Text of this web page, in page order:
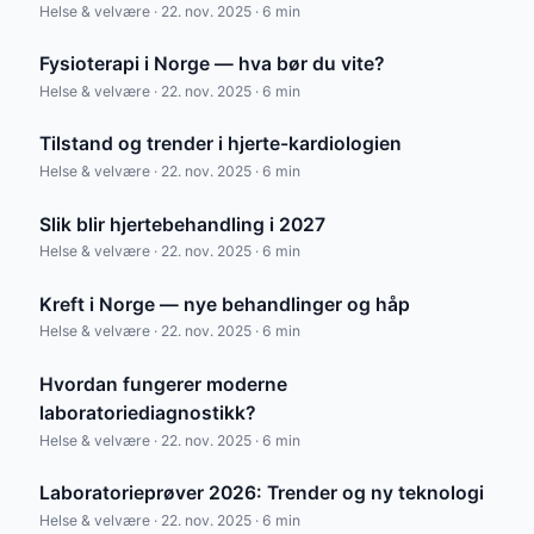
Helse & velvære · 22. nov. 2025 · 6 min
Fysioterapi i Norge — hva bør du vite?
Helse & velvære · 22. nov. 2025 · 6 min
Tilstand og trender i hjerte-kardiologien
Helse & velvære · 22. nov. 2025 · 6 min
Slik blir hjertebehandling i 2027
Helse & velvære · 22. nov. 2025 · 6 min
Kreft i Norge — nye behandlinger og håp
Helse & velvære · 22. nov. 2025 · 6 min
Hvordan fungerer moderne
laboratoriediagnostikk?
Helse & velvære · 22. nov. 2025 · 6 min
Laboratorieprøver 2026: Trender og ny teknologi
Helse & velvære · 22. nov. 2025 · 6 min